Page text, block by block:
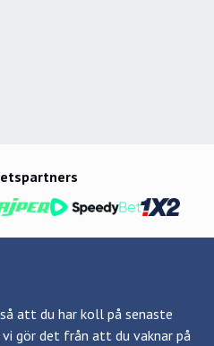
att du har koll på senaste
gör det från att du vaknar på